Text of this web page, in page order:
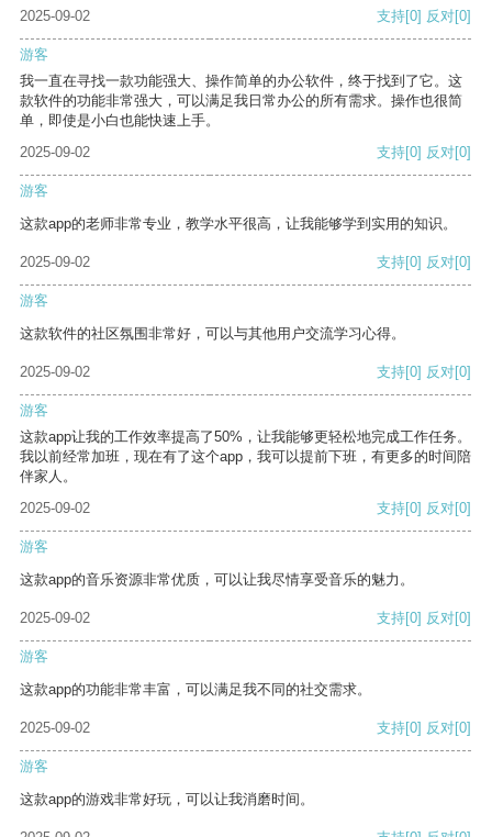
2025-09-02
支持[0] 反对[0]
游客
我一直在寻找一款功能强大、操作简单的办公软件，终于找到了它。这
款软件的功能非常强大，可以满足我日常办公的所有需求。操作也很简
单，即使是小白也能快速上手。
2025-09-02
支持[0] 反对[0]
游客
这款app的老师非常专业，教学水平很高，让我能够学到实用的知识。
2025-09-02 支持[0] 反对[0]
游客
这款软件的社区氛围非常好，可以与其他用户交流学习心得。
2025-09-02 支持[0] 反对[0]
游客
这款app让我的工作效率提高了50%，让我能够更轻松地完成工作任务。
我以前经常加班，现在有了这个app，我可以提前下班，有更多的时间陪
伴家人。
2025-09-02
支持[0] 反对[0]
游客
这款app的音乐资源非常优质，可以让我尽情享受音乐的魅力。
2025-09-02 支持[0] 反对[0]
游客
这款app的功能非常丰富，可以满足我不同的社交需求。
2025-09-02 支持[0] 反对[0]
游客
这款app的游戏非常好玩，可以让我消磨时间。